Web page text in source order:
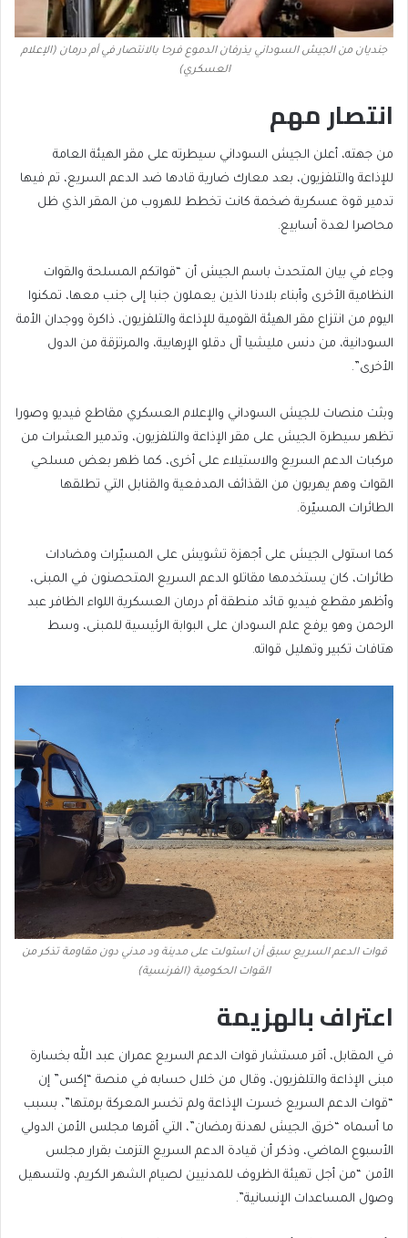
جنديان من الجيش السوداني يذرفان الدموع فرحا بالانتصار في أم درمان (الإعلام
العسكري)
انتصار مهم
من جهته، أعلن الجيش السوداني سيطرته على مقر الهيئة العامة
للإذاعة والتلفزيون، بعد معارك ضارية قادها ضد الدعم السريع، تم فيها
تدمير قوة عسكرية ضخمة كانت تخطط للهروب من المقر الذي ظل
محاصرا لعدة أسابيع.
وجاء في بيان المتحدث باسم الجيش أن “قواتكم المسلحة والقوات
النظامية الأخرى وأبناء بلادنا الذين يعملون جنبا إلى جنب معها، تمكنوا
اليوم من انتزاع مقر الهيئة القومية للإذاعة والتلفزيون، ذاكرة ووجدان الأمة
السودانية، من دنس مليشيا آل دقلو الإرهابية، والمرتزقة من الدول
الأخرى”.
وبثت منصات للجيش السوداني والإعلام العسكري مقاطع فيديو وصورا
تظهر سيطرة الجيش على مقر الإذاعة والتلفزيون، وتدمير العشرات من
مركبات الدعم السريع والاستيلاء على أخرى، كما ظهر بعض مسلحي
القوات وهم يهربون من القذائف المدفعية والقنابل التي تطلقها
الطائرات المسيّرة.
كما استولى الجيش على أجهزة تشويش على المسيّرات ومضادات
طائرات، كان يستخدمها مقاتلو الدعم السريع المتحصنون في المبنى،
وأظهر مقطع فيديو قائد منطقة أم درمان العسكرية اللواء الظافر عبد
الرحمن وهو يرفع علم السودان على البوابة الرئيسية للمبنى، وسط
هتافات تكبير وتهليل قواته.
قوات الدعم السريع سبق أن استولت على مدينة ود مدني دون مقاومة تذكر من
القوات الحكومية (الفرنسية)
اعتراف بالهزيمة
في المقابل، أقر مستشار قوات الدعم السريع عمران عبد الله بخسارة
مبنى الإذاعة والتلفزيون، وقال من خلال حسابه في منصة “إكس” إن
“قوات الدعم السريع خسرت الإذاعة ولم تخسر المعركة برمتها”، بسبب
ما أسماه “خرق الجيش لهدنة رمضان”، التي أقرها مجلس الأمن الدولي
الأسبوع الماضي، وذكر أن قيادة الدعم السريع التزمت بقرار مجلس
الأمن “من أجل تهيئة الظروف للمدنيين لصيام الشهر الكريم، ولتسهيل
وصول المساعدات الإنسانية”.